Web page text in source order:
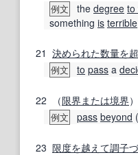
例文 the degree to
something is terrible
21 決められた数量を
例文 to pass a
22 （限界 または境界）
例文 pass beyond (
23 限度を越えて調子